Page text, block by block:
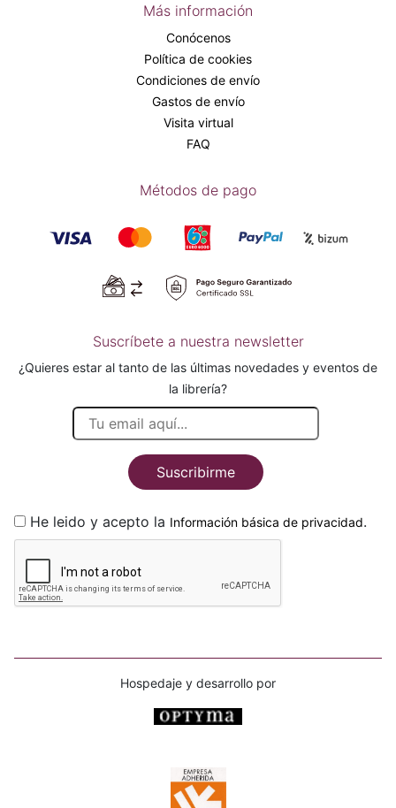
Más información
Conócenos
Política de cookies
Condiciones de envío
Gastos de envío
Visita virtual
FAQ
Métodos de pago
Suscríbete a nuestra newsletter
¿Quieres estar al tanto de las últimas novedades y eventos de
la librería?
Suscribirme
He leido y acepto la Información básica de privacidad.
Hospedaje y desarrollo por